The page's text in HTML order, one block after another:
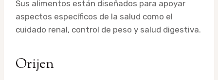
Sus alimentos están diseñados para apoyar
aspectos específicos de la salud como el
cuidado renal, control de peso y salud digestiva.
Orijen